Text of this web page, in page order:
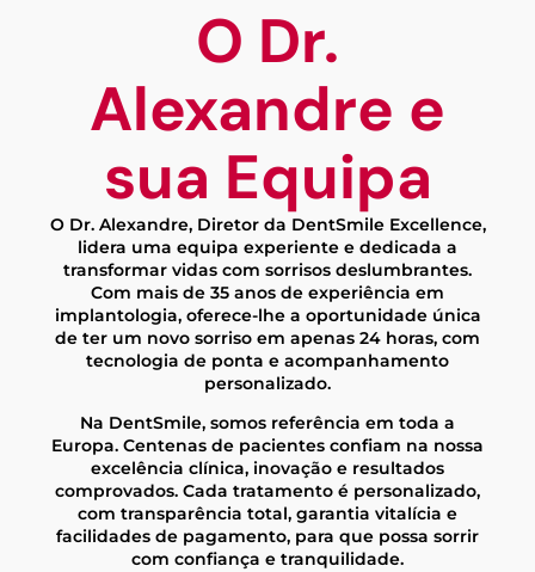
O Dr.
Alexandre e
sua Equipa
O Dr. Alexandre, Diretor da DentSmile Excellence,
lidera uma equipa experiente e dedicada a
transformar vidas com sorrisos deslumbrantes.
Com mais de 35 anos de experiência em
implantologia, oferece-lhe a oportunidade única
de ter um novo sorriso em apenas 24 horas, com
tecnologia de ponta e acompanhamento
personalizado.
Na DentSmile, somos referência em toda a
Europa. Centenas de pacientes confiam na nossa
excelência clínica, inovação e resultados
comprovados. Cada tratamento é personalizado,
com transparência total, garantia vitalícia e
facilidades de pagamento, para que possa sorrir
com confiança e tranquilidade.